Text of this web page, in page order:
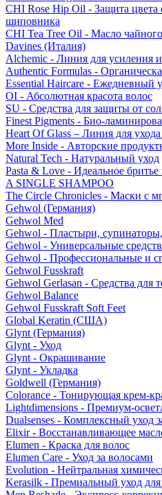
CHI Rose Hip Oil - Защита
шиповника
CHI Tea Tree Oil - Масло
Davines (Италия)
Alchemic - Линия для усиления
Authentic Formulas -
Essential Haircare - Eжедневный
OI - Абсолютная красота волос
SU - Средства для защиты от
Finest Pigments - Био-
Heart Of Glass – Линия для
More Inside - Авторские
Natural Tech - Натуральный уход
Pasta & Love - Идеальное бритье
A SINGLE SHAMPOO
The Circle Chronicles - Маски с
Gehwol (Германия)
Gehwol Med
Gehwol - Пластыри, супинаторы,
Gehwol - Универсальные
Gehwol - Профессиональные и
Gehwol Fusskraft
Gehwol Gerlasan - Средства для
Gehwol Balance
Gehwol Fusskraft Soft Feet
Global Keratin (США)
Glynt (Германия)
Glynt - Уход
Glynt - Окрашивание
Glynt - Укладка
Goldwell (Германия)
Colorance - Тонирующая крем-
Lightdimensions - Премиум-
Dualsenses - Комплексный уход
Elixir - Восстанавливающее
Elumen - Краска для волос
Elumen Care - Уход за волосами
Evolution - Нейтральная
Kerasilk - Премиальный уход для